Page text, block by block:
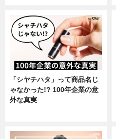
「シヤチハタ」って商品名じ
ゃなかった!? 100年企業の意
外な真実